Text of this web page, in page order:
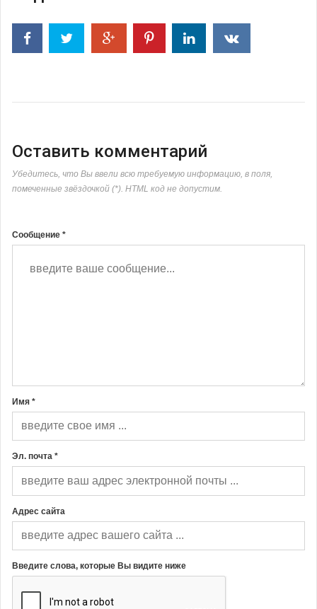
Оставить комментарий
Убедитесь, что Вы ввели всю требуемую информацию, в поля,
помеченные звёздочкой (*). HTML код не допустим.
Сообщение *
Имя *
Эл. почта *
Адрес сайта
Введите слова, которые Вы видите ниже